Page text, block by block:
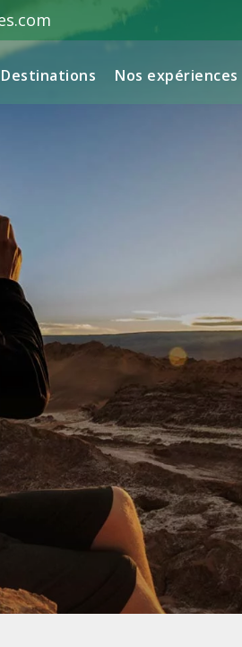
Destinations Nos expériences